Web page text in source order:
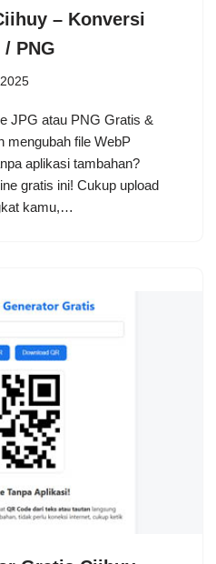
– Konversi
PNG
JPG atau PNG Gratis &
mengubah file WebP
aplikasi tambahan?
gratis ini! Cukup upload
kamu,…